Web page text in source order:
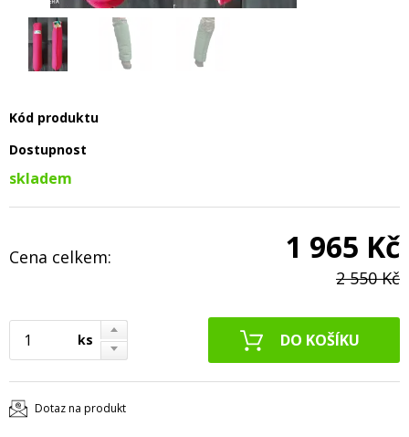
Kód produktu
Dostupnost
skladem
Cena celkem: 1 965 Kč
2 550 Kč
ks
Dotaz na produkt